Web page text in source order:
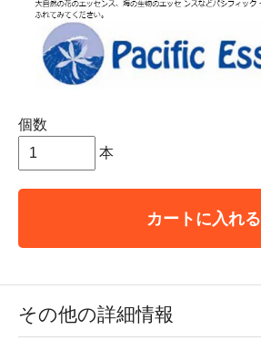
個数
本
カートに入れる
その他の詳細情報